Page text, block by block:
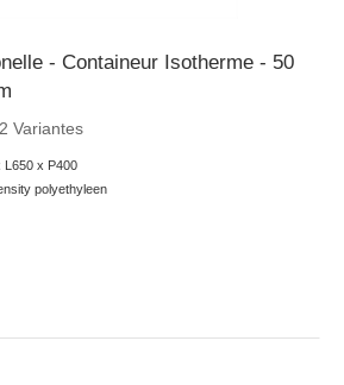
- Containeur Isotherme - 50
2 Variantes
L650 x P400
polyethyleen